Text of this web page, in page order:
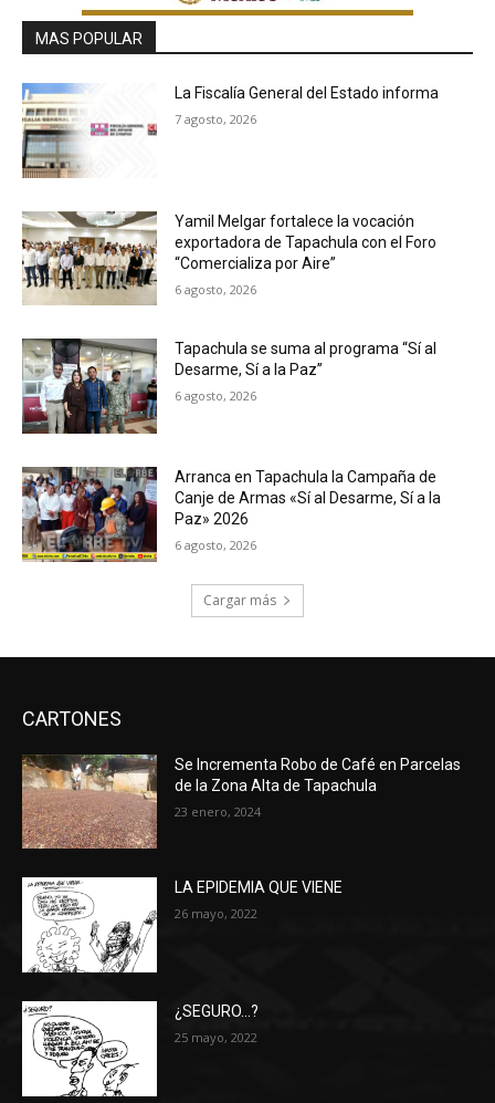
MAS POPULAR
La Fiscalía General del Estado informa
7 agosto, 2026
Yamil Melgar fortalece la vocación
exportadora de Tapachula con el Foro
“Comercializa por Aire”
6 agosto, 2026
Tapachula se suma al programa “Sí al
Desarme, Sí a la Paz”
6 agosto, 2026
Arranca en Tapachula la Campaña de
Canje de Armas «Sí al Desarme, Sí a la
Paz» 2026
6 agosto, 2026
Cargar más
CARTONES
Se Incrementa Robo de Café en Parcelas
de la Zona Alta de Tapachula
23 enero, 2024
LA EPIDEMIA QUE VIENE
26 mayo, 2022
¿SEGURO…?
25 mayo, 2022